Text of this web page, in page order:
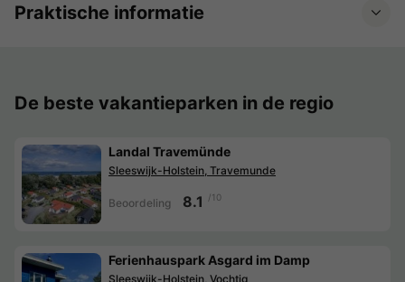
Praktische informatie
De beste vakantieparken in de regio
Landal Travemünde
Sleeswijk-Holstein, Travemunde
Beoordeling 8.1 /10
Ferienhauspark Asgard im Damp
Sleeswijk-Holstein, Vochtig